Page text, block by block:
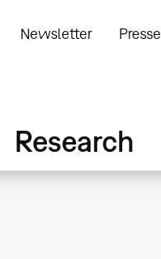
Newsletter Presse
Research